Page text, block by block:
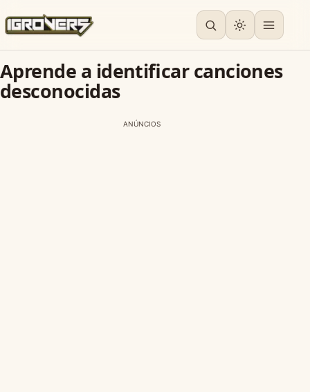
Aprende a identificar canciones
desconocidas
ANÚNCIOS